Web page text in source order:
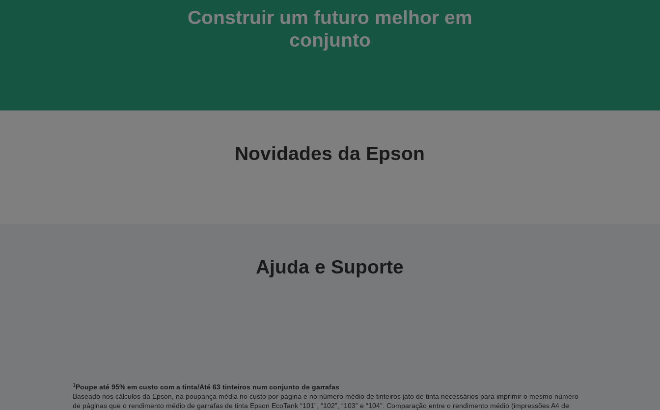
Construir um futuro melhor em
conjunto
Novidades da Epson
Ajuda e Suporte
1Poupe até 95% em custo com a tinta/Até 63 tinteiros num conjunto de garrafas
Baseado nos cálculos da Epson, na poupança média no custo por página e no número médio de tinteiros jato de tinta necessários para imprimir o mesmo número
de páginas que o rendimento médio de garrafas de tinta Epson EcoTank “101”, “102”, “103” e “104”. Comparação entre o rendimento médio (impressões A4 de